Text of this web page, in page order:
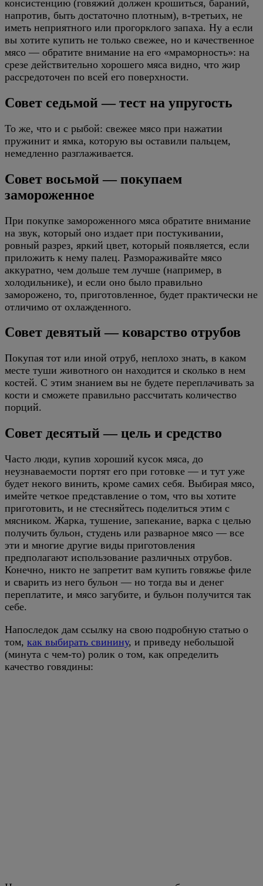
консистенцию (говяжий должен крошиться, бараний,
напротив, быть достаточно плотным), в-третьих, не
иметь неприятного или прогорклого запаха. Ну а если
вы хотите купить не только свежее, но и качественное
мясо — обратите внимание на его «мраморность»: на
срезе действительно хорошего мяса видно, что жир
рассредоточен по всей его поверхности.
Совет седьмой — тест на упругость
То же, что и с рыбой: свежее мясо при нажатии
пружинит и ямка, которую вы оставили пальцем,
немедленно разглаживается.
Совет восьмой — покупаем
замороженное
При покупке замороженного мяса обратите внимание
на звук, который оно издает при постукивании,
ровный разрез, яркий цвет, который появляется, если
приложить к нему палец. Размораживайте мясо
аккуратно, чем дольше тем лучше (например, в
холодильнике), и если оно было правильно
заморожено, то, приготовленное, будет практически не
отличимо от охлажденного.
Совет девятый — коварство отрубов
Покупая тот или иной отруб, неплохо знать, в каком
месте туши животного он находится и сколько в нем
костей. С этим знанием вы не будете переплачивать за
кости и сможете правильно рассчитать количество
порций.
Совет десятый — цель и средство
Часто люди, купив хороший кусок мяса, до
неузнаваемости портят его при готовке — и тут уже
будет некого винить, кроме самих себя. Выбирая мясо,
имейте четкое представление о том, что вы хотите
приготовить, и не стесняйтесь поделиться этим с
мясником. Жарка, тушение, запекание, варка с целью
получить бульон, студень или разварное мясо — все
эти и многие другие виды приготовления
предполагают использование различных отрубов.
Конечно, никто не запретит вам купить говяжье филе
и сварить из него бульон — но тогда вы и денег
переплатите, и мясо загубите, и бульон получится так
себе.
Напоследок дам ссылку на свою подробную статью о
том, как выбирать свинину, и приведу небольшой
(минута с чем-то) ролик о том, как определить
качество говядины: